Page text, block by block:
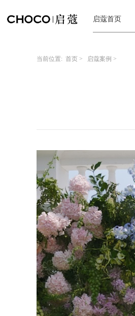
启蔻首页
当前位置: 首页 > 启蔻案例 >